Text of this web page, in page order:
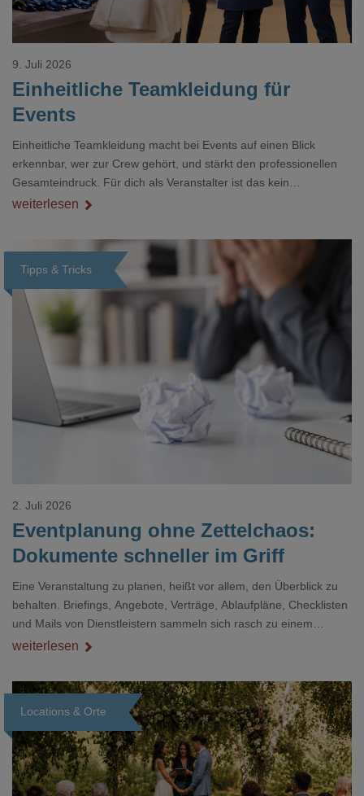
Einheitliche Teamkleidung für
Events
9. Juli 2026
Einheitliche Teamkleidung macht bei Events auf einen Blick
erkennbar, wer zur Crew gehört, und stärkt den professionellen
Gesamteindruck. Für dich als Veranstalter ist das kein
Nebenthema: Bei Textilien mit Stickerei oder mehreren
weiterlesen
Tipps & Tricks
Loading...
Eventplanung ohne Zettelchaos:
Dokumente schneller im Griff
2. Juli 2026
Eine Veranstaltung zu planen, heißt vor allem, den Überblick zu
behalten. Briefings, Angebote, Verträge, Ablaufpläne, Checklisten
und Mails von Dienstleistern sammeln sich rasch zu einem
unübersichtlichen Stapel. Wer schon einmal kurz vor einem Event
Dokument gesucht hat, kennt das mulmige Gefühl.
weiterlesen
Locations & Orte